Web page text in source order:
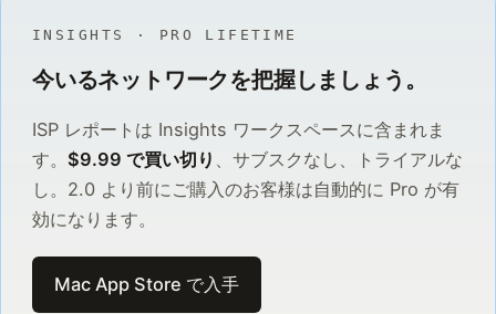
INSIGHTS · PRO LIFETIME
今いるネットワークを把握しましょう。
ISP レポートは Insights ワークスペースに含まれま
す。 $9.99 で買い切り 、サブスクなし、トライアルな
し。2.0 より前にご購入のお客様は自動的に Pro が有
効になります。
Mac App Store で入手